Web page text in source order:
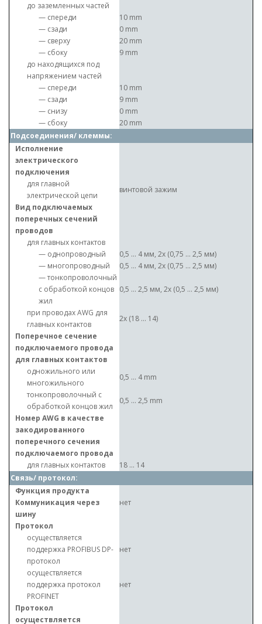
до заземленных частей
— спереди
10 mm
— сзади
0 mm
— сверху
20 mm
— сбоку
9 mm
до находящихся под
напряжением частей
— спереди
10 mm
— сзади
9 mm
— снизу
0 mm
— сбоку
20 mm
Подсоединения/ клеммы:
Исполнение
электрического
подключения
для главной
электрической цепи
винтовой зажим
Вид подключаемых
поперечных сечений
проводов
для главных контактов
— однопроводный
0,5 ... 4 мм, 2x (0,75 ... 2,5 мм)
— многопроводный
0,5 ... 4 мм, 2x (0,75 ... 2,5 мм)
— тонкопроволочный
с обработкой концов
жил
0,5 ... 2,5 мм, 2x (0,5 ... 2,5 мм)
при проводах AWG для
главных контактов
2x (18 ... 14)
Поперечное сечение
подключаемого провода
для главных контактов
одножильного или
многожильного
0,5 ... 4 mm
тонкопроволочный с
обработкой концов жил
0,5 ... 2,5 mm
Номер AWG в качестве
закодированного
поперечного сечения
подключаемого провода
для главных контактов
18 ... 14
Связь/ протокол:
Функция продукта
Коммуникация через
шину
нет
Протокол
осуществляется
поддержка PROFIBUS DP-
протокол
нет
осуществляется
поддержка протокол
PROFINET
нет
Протокол
осуществляется